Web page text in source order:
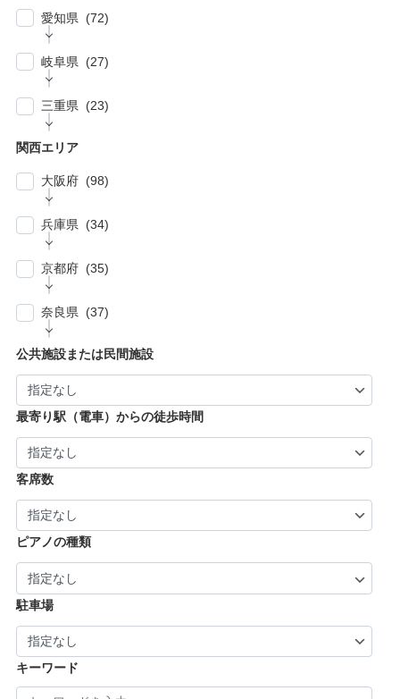
| … 中野区・杉並区 (13)
| … 北区・台東区・足立区・荒川区 (24)
| … 八王子市・武蔵野市・三鷹市・日野市・西
福生市・あきる野市・羽村市 (8)
| … 比企郡・入間郡・入間市・秩父市・秩父
| … 川口市・越谷市・川越市 (14)
| … 朝霞市・上尾市・志木市 (6)
| … 浦安市・市原市・八千代市・佐倉市 (14)
| … 野田市・成田市・木更津市・茂原市・我孫
愛知県 (72)
| … 名古屋市 (27)
| … 稲沢市/・尾張旭市・瀬戸市・日進市 (10)
| … 豊明市・東海市・大府市・刈谷市 (7)
| … 知立市・安城市・豊田市・岡崎市 (12)
岐阜県 (27)
| … 岐阜市・大垣市 (10)
川市 (5)
三重県 (23)
| … 津市・四日市市 (9)
| … 鈴鹿市・松阪市・桑名市 (8)
| … 伊勢市・志摩市 (3)
関西エリア
大阪府 (98)
| … 大阪市 ・堺市 (61)
| … 豊中市・吹田市 ・高槻市・茨木市 (15)
| … 八尾市・寝屋川市・岸和田市・守口市 (5)
河内長野市 (3)
兵庫県 (34)
| … 神戸市・芦屋市 (15)
| … 姫路市・明石市・伊丹市 (8)
| … 加古川市・川西市 (4)
京都府 (35)
| … 京都市・宇治市 (16)
市・京丹後市 (6)
| … 福知山市・城陽市・京田辺市・木津川市 (9)
| … 長岡京市・亀岡市・舞鶴市 (4)
奈良県 (37)
| … 奈良市・橿原市・生駒市・生駒郡 (21)
| … 葛城市・平群町・王寺町・大和高田市 (6)
| … 御所市・五條市・宇陀市 (3)
公共施設または民間施設
最寄り駅（電車）からの徒歩時間
客席数
ピアノの種類
駐車場
キーワード